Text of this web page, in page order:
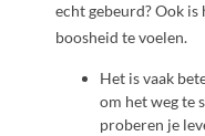
echt gebeurd? Ook
boosheid te voelen.
Het is vaak
om het weg te
proberen je